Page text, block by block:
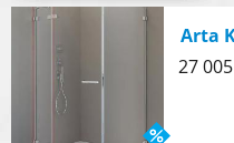
27 005